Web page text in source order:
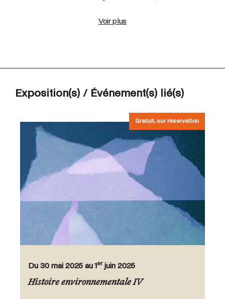
Voir plus
Exposition(s) / Événement(s) lié(s)
Gratuit, sur réservation
Histoire environnementale IV
Du 30 mai 2025 au 1erjuin 2025